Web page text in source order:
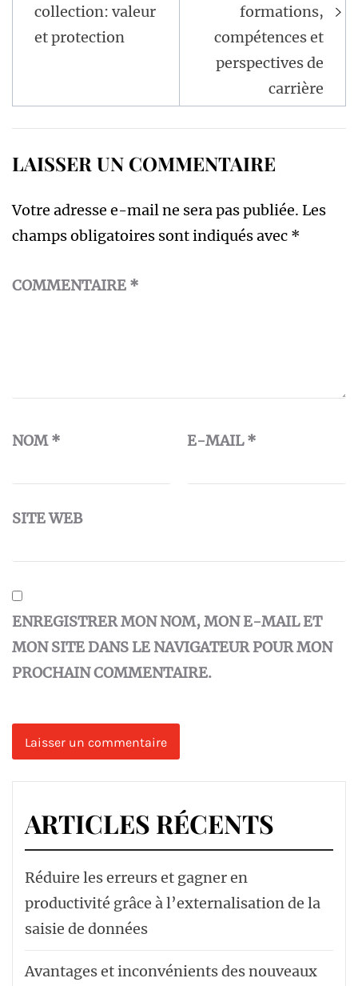
collection: valeur
et protection
formations,
compétences et
perspectives de
carrière
LAISSER UN COMMENTAIRE
Votre adresse e-mail ne sera pas publiée. Les
champs obligatoires sont indiqués avec *
COMMENTAIRE *
NOM* E-MAIL*
SITE WEB
ENREGISTRER MON NOM, MON E-MAIL ET
MON SITE DANS LE NAVIGATEUR POUR MON
PROCHAIN COMMENTAIRE.
ARTICLES RÉCENTS
Réduire les erreurs et gagner en
productivité grâce à l’externalisation de la
saisie de données
Avantages et inconvénients des nouveaux